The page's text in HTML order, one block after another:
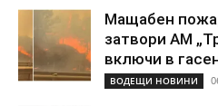
Мащабен
затвори АМ
включи в
ВОДЕЩИ НОВИНИ